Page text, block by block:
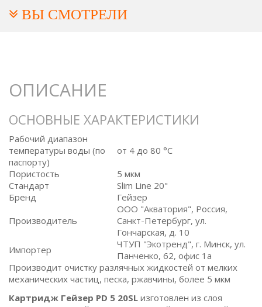
ВЫ СМОТРЕЛИ
ОПИСАНИЕ
ОСНОВНЫЕ ХАРАКТЕРИСТИКИ
Рабочий диапазон
температуры воды (по
паспорту)
от 4 до 80 °C
Пористость
5 мкм
Стандарт
Slim Line 20"
Бренд
Гейзер
Производитель
ООО "Акватория", Россия,
Санкт-Петербург, ул.
Гончарская, д. 10
Импортер
ЧТУП "Экотренд", г. Минск, ул.
Панченко, 62, офис 1а
Производит очистку разлячных жидкостей от мелких
механических частиц, песка, ржавчины, более 5 мкм
Картридж Гейзер PD 5 20SL изготовлен из слоя